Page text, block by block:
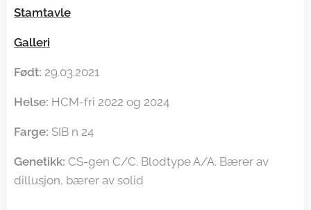
Stamtavle
Galleri
Født: 29.03.2021
Helse: HCM-fri 2022 og 2024
Farge: SIB n 24
Genetikk: CS-gen C/C. Blodtype A/A. Bærer av
dillusjon, bærer av solid